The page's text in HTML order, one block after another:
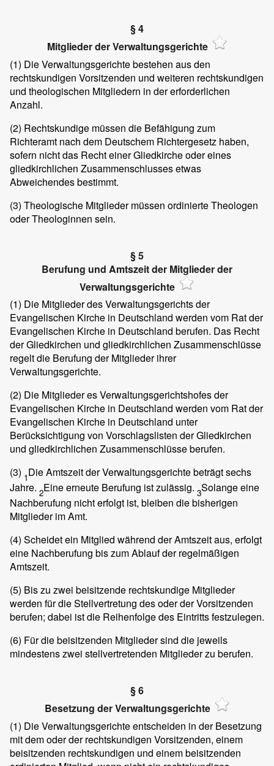
§ 4
Mitglieder der Verwaltungsgerichte
(1) Die Verwaltungsgerichte bestehen aus den
rechtskundigen Vorsitzenden und weiteren rechtskundigen
und theologischen Mitgliedern in der erforderlichen
Anzahl.
(2) Rechtskundige müssen die Befähigung zum
Richteramt nach dem Deutschem Richtergesetz haben,
sofern nicht das Recht einer Gliedkirche oder eines
gliedkirchlichen Zusammenschlusses etwas
Abweichendes bestimmt.
(3) Theologische Mitglieder müssen ordinierte Theologen
oder Theologinnen sein.
§ 5
Berufung und Amtszeit der Mitglieder der
Verwaltungsgerichte
(1) Die Mitglieder des Verwaltungsgerichts der
Evangelischen Kirche in Deutschland werden vom Rat der
Evangelischen Kirche in Deutschland berufen. Das Recht
der Gliedkirchen und gliedkirchlichen Zusammenschlüsse
regelt die Berufung der Mitglieder ihrer
Verwaltungsgerichte.
(2) Die Mitglieder es Verwaltungsgerichtshofes der
Evangelischen Kirche in Deutschland werden vom Rat der
Evangelischen Kirche in Deutschland unter
Berücksichtigung von Vorschlagslisten der Gliedkirchen
und gliedkirchlichen Zusammenschlüsse berufen.
(3) 1Die Amtszeit der Verwaltungsgerichte beträgt sechs
Jahre. 2Eine erneute Berufung ist zulässig. 3Solange eine
Nachberufung nicht erfolgt ist, bleiben die bisherigen
Mitglieder im Amt.
(4) Scheidet ein Mitglied während der Amtszeit aus, erfolgt
eine Nachberufung bis zum Ablauf der regelmäßigen
Amtszeit.
(5) Bis zu zwei beisitzende rechtskundige Mitglieder
werden für die Stellvertretung des oder der Vorsitzenden
berufen; dabei ist die Reihenfolge des Eintritts festzulegen.
(6) Für die beisitzenden Mitglieder sind die jeweils
mindestens zwei stellvertretenden Mitglieder zu berufen.
§ 6
Besetzung der Verwaltungsgerichte
(1) Die Verwaltungsgerichte entscheiden in der Besetzung
mit dem oder der rechtskundigen Vorsitzenden, einem
beisitzenden rechtskundigen und einem beisitzenden